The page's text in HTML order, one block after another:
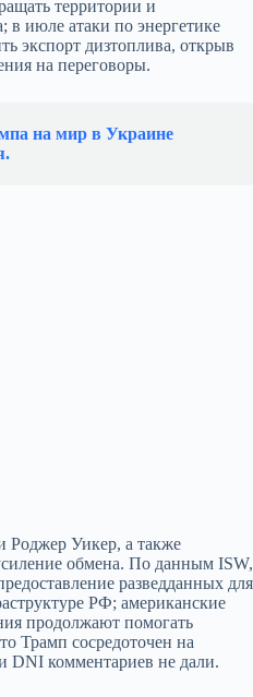
территории и
в июле атаки по энергетике
экспорт дизтоплива, открыв
на переговоры.
на мир в Украине
Уикер, а также
обмена. По данным ISW,
разведданных для
РФ; американские
продолжают помогать
Трамп сосредоточен на
комментариев не дали.